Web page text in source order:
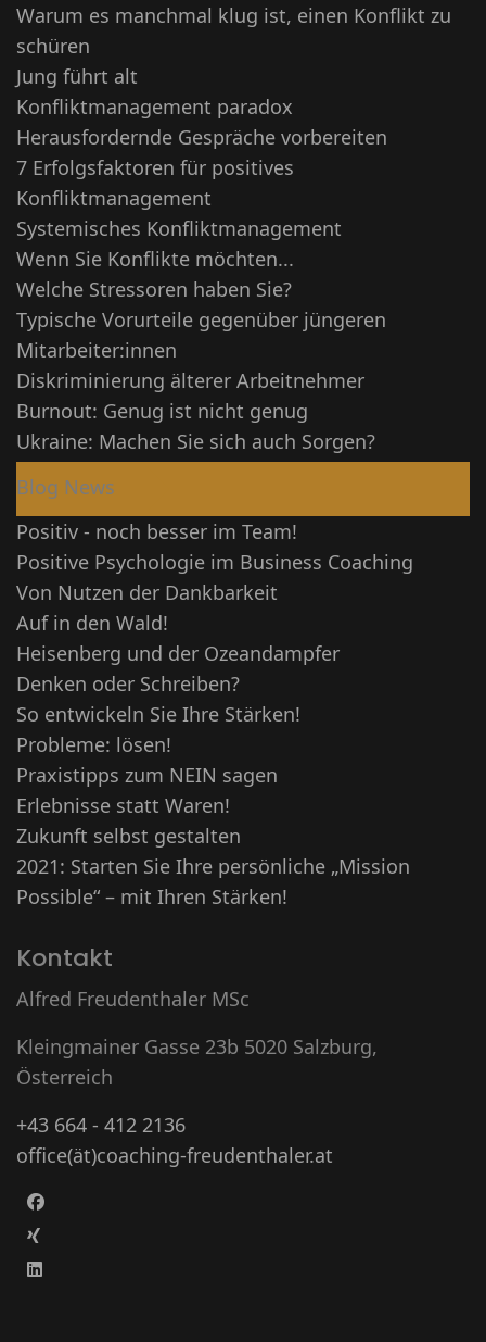
Warum es manchmal klug ist, einen Konflikt zu
schüren
Jung führt alt
Konfliktmanagement paradox
Herausfordernde Gespräche vorbereiten
7 Erfolgsfaktoren für positives
Konfliktmanagement
Systemisches Konfliktmanagement
Wenn Sie Konflikte möchten...
Welche Stressoren haben Sie?
Typische Vorurteile gegenüber jüngeren
Mitarbeiter:innen
Diskriminierung älterer Arbeitnehmer
Burnout: Genug ist nicht genug
Ukraine: Machen Sie sich auch Sorgen?
Blog News
Positiv - noch besser im Team!
Positive Psychologie im Business Coaching
Von Nutzen der Dankbarkeit
Auf in den Wald!
Heisenberg und der Ozeandampfer
Denken oder Schreiben?
So entwickeln Sie Ihre Stärken!
Probleme: lösen!
Praxistipps zum NEIN sagen
Erlebnisse statt Waren!
Zukunft selbst gestalten
2021: Starten Sie Ihre persönliche „Mission
Possible“ – mit Ihren Stärken!
Kontakt
Alfred Freudenthaler MSc
Kleingmainer Gasse 23b 5020 Salzburg,
Österreich
+43 664 - 412 2136
office(ät)coaching-freudenthaler.at